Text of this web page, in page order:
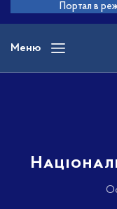
основного
вмісту
Портал в
Меню